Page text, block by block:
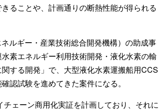
ることや、計画通りの断熱性能が得られる
ルギー・産業技術総合開発機構）の助成事
素エネルギー利用技術開発・液化水素の輸
する開発」で、大型液化水素運搬船用CCS
認試験を進めてきた案件になる。
ェーン商用化実証を計画しており、それに